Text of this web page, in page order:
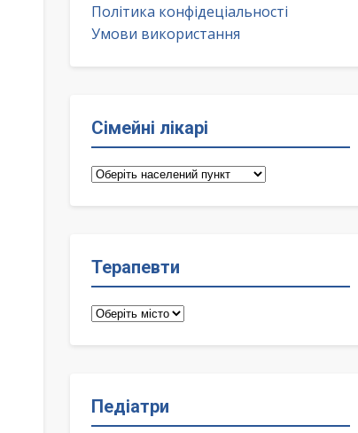
Політика конфідеціальності
Умови використання
Сімейні лікарі
Сімейні
Терапевти
Терапевти
Педіатри